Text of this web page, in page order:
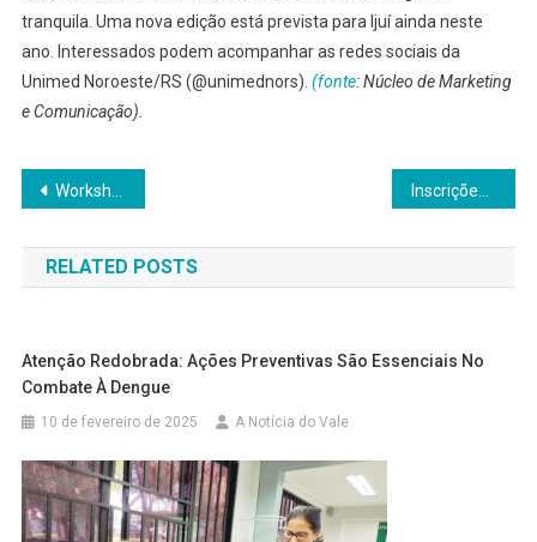
tranquila. Uma nova edição está prevista para Ijuí ainda neste
ano. Interessados podem acompanhar as redes sociais da
Unimed Noroeste/RS (@unimednors). (fonte: Núcleo de Marketing
e Comunicação).
Navegação
de
Post
Workshop intensivo sobre diabetes é realizado pelo curso de Farmácia Inscrições abertas para o Vestibular de Medicina 2026 da Unijuí
RELATED POSTS
Atenção Redobrada: Ações Preventivas São Essenciais No
Combate À Dengue
10 de fevereiro de 2025 A Notícia do Vale